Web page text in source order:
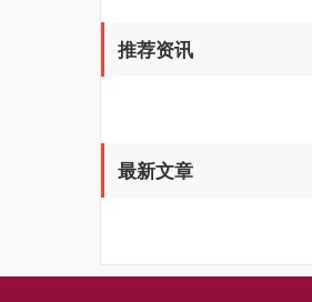
推荐资讯
最新文章